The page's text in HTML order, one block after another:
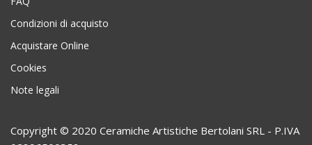
Condizioni di acquisto
Acquistare Online
Cookies
Note legali
Copyright © 2020 Ceramiche Artistiche Bertolani SRL - P.IVA